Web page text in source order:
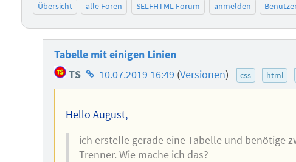
Übersicht alle Foren SELFHTML-Forum anmelden
Tabelle mit einigen Linien
TS Homepage
des
10.07.2019 16:49 (Versionen) css html
Hello August,
ich erstelle gerade eine Tabelle und benötige
Trenner. Wie mache ich das?